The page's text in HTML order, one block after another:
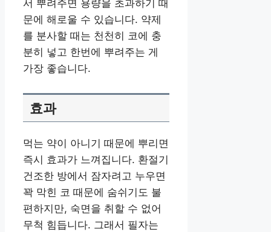
서 뿌려주면 용량을 초과하기 때
문에 해로울 수 있습니다. 약제
를 분사할 때는 천천히 코에 충
분히 넣고 한번에 뿌려주는 게
가장 좋습니다.
효과
먹는 약이 아니기 때문에 뿌리면
즉시 효과가 느껴집니다. 환절기
건조한 방에서 잠자려고 누우면
꽉 막힌 코 때문에 숨쉬기도 불
편하지만, 숙면을 취할 수 없어
무척 힘듭니다. 그래서 필자는